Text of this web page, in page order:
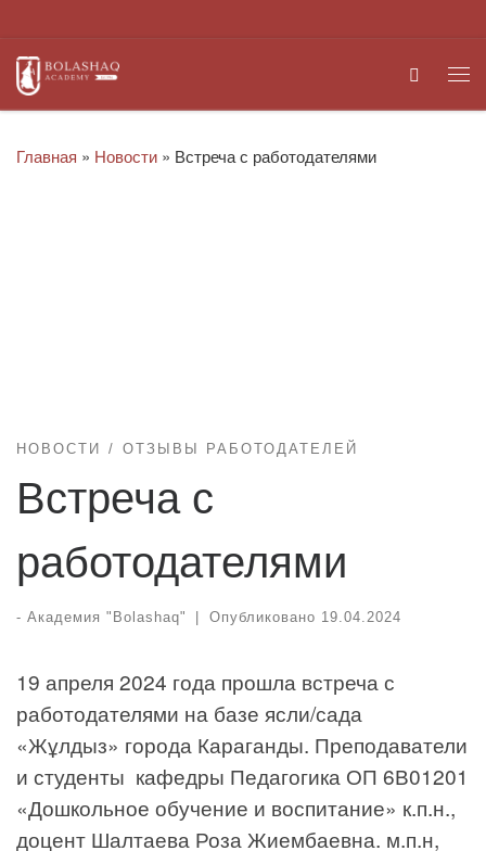
Search
Главная » Новости » Встреча с работодателями
НОВОСТИ ОТЗЫВЫ РАБОТОДАТЕЛЕЙ
Встреча с
работодателями
- Академия "Bolashaq" | Опубликовано 19.04.2024
19 апреля 2024 года прошла встреча с
работодателями на базе ясли/сада
«Жұлдыз» города Караганды. Преподаватели
и студенты кафедры Педагогика ОП 6В01201
«Дошкольное обучение и воспитание» к.п.н.,
доцент Шалтаева Роза Жиембаевна. м.п.н,